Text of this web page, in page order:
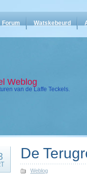
Forum Watskebeurd
Weblog
van de Laffe Teckels.
De
Weblog